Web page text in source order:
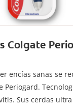
Colgate
encías sanas se
Periogard.
Sus cerdas ultra